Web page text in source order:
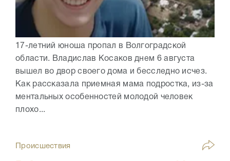
17-летний юноша пропал в Волгоградской
области. Владислав Косаков днем 6 августа
вышел во двор своего дома и бесследно исчез.
Как рассказала приемная мама подростка, из-за
ментальных особенностей молодой человек
плохо...
Происшествия